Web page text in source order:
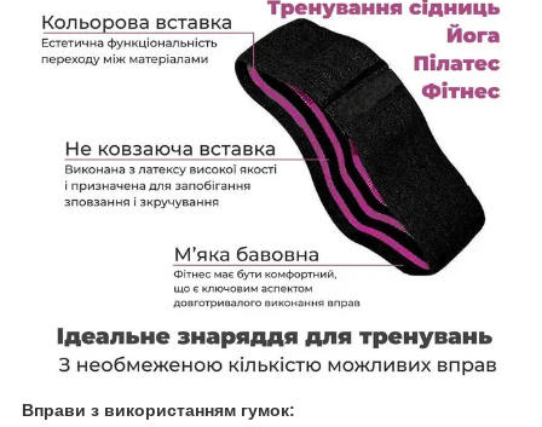
Вправи з використанням гумок: